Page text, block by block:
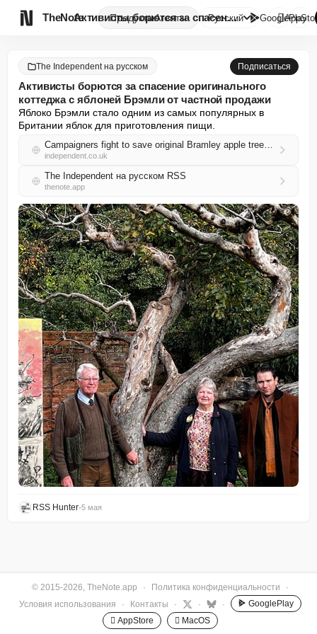
TheNote ПродуктыАгенты Активисты борются за спасение ...
Русский GooglePlay

The Independent на русском Подписаться
Активисты борются за спасение оригинального
коттеджа с яблоней Брэмли от частной продажи
Яблоко Брэмли стало одним из самых популярных в
Британии яблок для приготовления пищи.
Campaigners fight to save original Bramley apple tree cottage from private sale
independent.co.uk
The Independent на русском RSS
thenote.app
RSS Hunter•5 мая
© 2015-2026, TheNote.app · Политика конфиденциальности
·
Условия использования
· Контакты · · ·
GooglePlay
 AppStore
 MacOS